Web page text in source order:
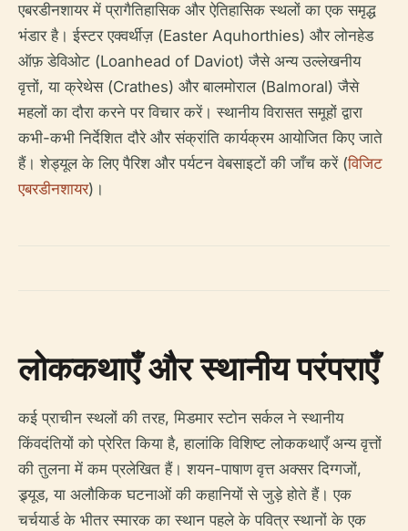
एबरडीनशायर में प्रागैतिहासिक और ऐतिहासिक स्थलों का एक समृद्ध
भंडार है। ईस्टर एक्वर्थीज़ (Easter Aquhorthies) और लोनहेड
ऑफ़ डेविओट (Loanhead of Daviot) जैसे अन्य उल्लेखनीय
वृत्तों, या क्रेथेस (Crathes) और बालमोराल (Balmoral) जैसे
महलों का दौरा करने पर विचार करें। स्थानीय विरासत समूहों द्वारा
कभी-कभी निर्देशित दौरे और संक्रांति कार्यक्रम आयोजित किए जाते
हैं। शेड्यूल के लिए पैरिश और पर्यटन वेबसाइटों की जाँच करें (विजिट
एबरडीनशायर)।
लोककथाएँ और स्थानीय परंपराएँ
कई प्राचीन स्थलों की तरह, मिडमार स्टोन सर्कल ने स्थानीय
किंवदंतियों को प्रेरित किया है, हालांकि विशिष्ट लोककथाएँ अन्य वृत्तों
की तुलना में कम प्रलेखित हैं। शयन-पाषाण वृत्त अक्सर दिग्गजों,
ड्र्यूड, या अलौकिक घटनाओं की कहानियों से जुड़े होते हैं। एक
चर्चयार्ड के भीतर स्मारक का स्थान पहले के पवित्र स्थानों के एक